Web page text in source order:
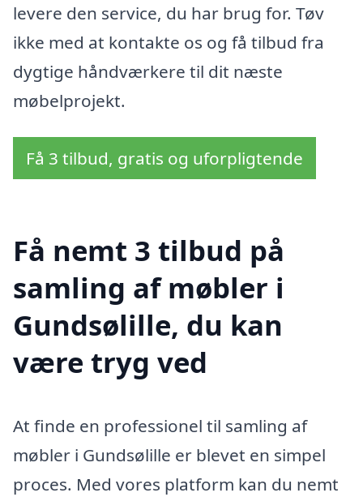
levere den service, du har brug for. Tøv
ikke med at kontakte os og få tilbud fra
dygtige håndværkere til dit næste
møbelprojekt.
Få 3 tilbud, gratis og uforpligtende
Få nemt 3 tilbud på
samling af møbler i
Gundsølille, du kan
være tryg ved
At finde en professionel til samling af
møbler i Gundsølille er blevet en simpel
proces. Med vores platform kan du nemt